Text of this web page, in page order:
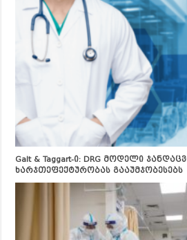
Galt & Taggart-ი: DRG მოდელი
ხარჯთეფექტურობას გააუმჯობესებს